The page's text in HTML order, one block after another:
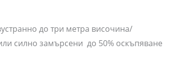
до три метра височина/
силно замърсени до 50% оскъпяване